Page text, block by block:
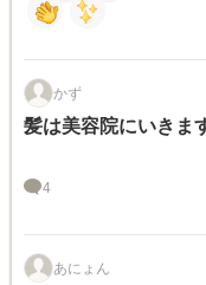
かず
髪は美容院にいきま
4
あにょん